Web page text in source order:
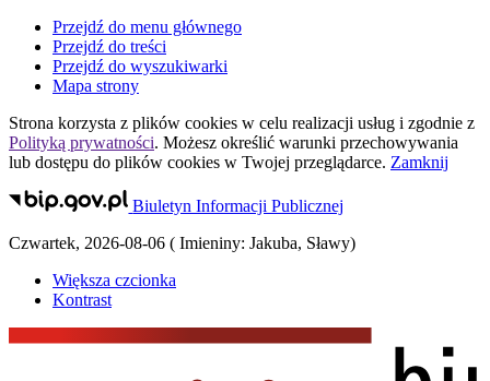
Przejdź do menu głównego
Przejdź do treści
Przejdź do wyszukiwarki
Mapa strony
Strona korzysta z plików cookies w celu realizacji usług i zgodnie z
Polityką prywatności. Możesz określić warunki przechowywania
lub dostępu do plików cookies w Twojej przeglądarce. Zamknij
Biuletyn Informacji Publicznej
Czwartek, 2026-08-06 ( Imieniny: Jakuba, Sławy)
Większa czcionka
Kontrast